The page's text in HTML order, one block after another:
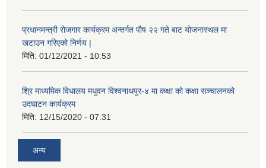
प्रधानमन्त्री रोजगार कार्यक्रम अन्तर्गत पौष २२ गते बाट योजनास्थल मा
खटाउन गरिएको निर्णय |
मिति: 01/12/2021 - 10:53
श्रि माध्यमिक विधालय मधुवन विश्वनाथपुर-४ मा कक्षा को कक्षा सञ्चालनको
उदघाटन कार्यक्रम
मिति: 12/15/2020 - 07:31
अन्य